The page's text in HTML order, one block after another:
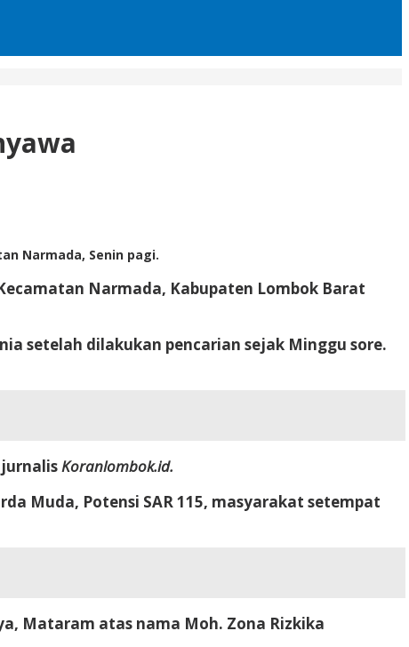
Narmada, Senin pagi.
Narmada, Kabupaten Lombok Barat
setelah dilakukan pencarian sejak Minggu sore.
Koranlombok.id.
Muda, Potensi SAR 115, masyarakat setempat
Mataram atas nama Moh. Zona Rizkika